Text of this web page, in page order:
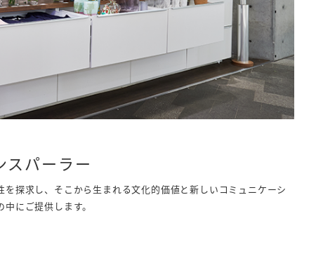
スパーラー
を探求し、そこから生まれる文化的価値と新しいコミュニケーシ
にご提供します。